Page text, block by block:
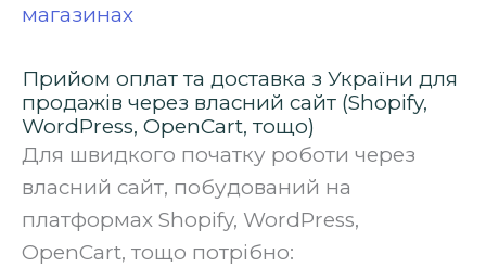
магазинах
Прийом оплат та доставка з України для
продажів через власний сайт (Shopify,
WordPress, OpenCart, тощо)
Для швидкого початку роботи через
власний сайт, побудований на
платформах Shopify, WordPress,
OpenCart, тощо потрібно:‍